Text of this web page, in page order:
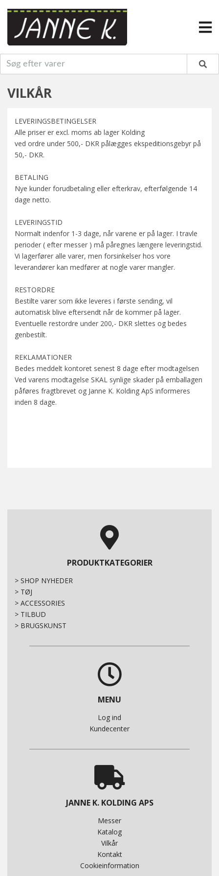
VILKÅR
LEVERINGSBETINGELSER
Alle priser er excl. moms ab lager Kolding
ved ordre under 500,- DKR pålægges ekspeditionsgebyr på
50,- DKR.
BETALING
Nye kunder forudbetaling eller efterkrav, efterfølgende 14
dage netto.
LEVERINGSTID
Normalt indenfor 1-3 dage, når varene er på lager. I travle
perioder ( efter messer ) må påregnes længere leveringstid.
Vi lagerfører alle varer, men forsinkelser hos vore
leverandører kan medfører at nogle varer mangler.
RESTORDRE
Bestilte varer som ikke leveres i første sending, vil
automatisk blive eftersendt når de kommer på lager.
Eventuelle restordre under 200,- DKR slettes og bedes
genbestilt.
REKLAMATIONER
Bedes meddelt kontoret senest 8 dage efter modtagelsen
Ved varens modtagelse SKAL synlige skader på emballagen
påføres fragtbrevet og Janne K. Kolding ApS informeres
inden 8 dage.
PRODUKTKATEGORIER
> SHOP NYHEDER
> TØJ
> ACCESSORIES
> TILBUD
> BRUGSKUNST
MENU
Log ind
Kundecenter
JANNE K. KOLDING APS
Messer
Katalog
Vilkår
Kontakt
Cookieinformation